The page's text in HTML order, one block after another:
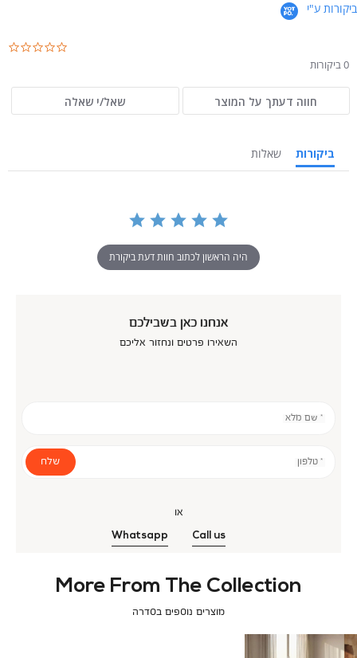
ביקורות ע"י
0 ביקורות
חווה דעתך על המוצר שאל/י שאלה
ביקורות שאלות
היה הראשון לכתוב חוות דעת ביקורת
אנחנו כאן בשבילכם
השאירו פרטים ונחזור אליכם
* שם מלא
* טלפון שלח
או
Call us
Whatsapp
More From The Collection
מוצרים נוספים בסדרה